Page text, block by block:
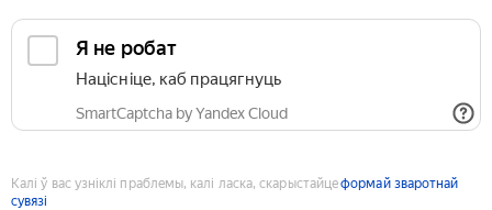
Я не робат
Націсніце, каб працягнуць
SmartCaptcha by Yandex Cloud
Калі ў вас узніклі праблемы, калі ласка, скарыстайцеформай зваротнай
сувязі